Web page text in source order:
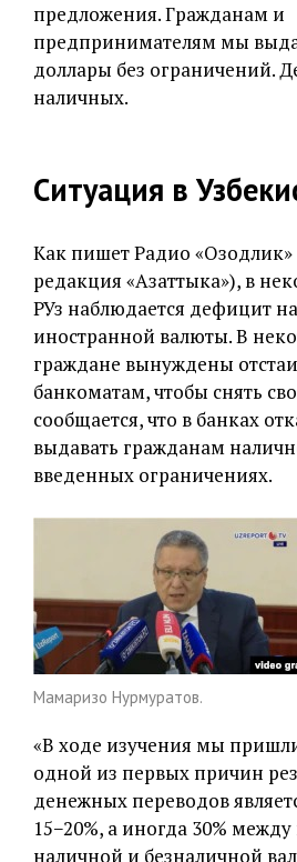
предложения. Гражданам и
предпринимателям мы
доллары без ограничений.
наличных.
Ситуация в
Как пишет Радио «Озодлик»
редакция «Азаттыка»), в
РУз наблюдается дефицит
иностранной валюты. В
граждане вынуждены
банкоматам, чтобы снять
сообщается, что в банках
выдавать гражданам
введенных ограничениях.
Мамаризо Нурмуратов.
«В ходе изучения мы
одной из первых причин
денежных переводов
15−20%, а иногда 30%
наличной и безналичной